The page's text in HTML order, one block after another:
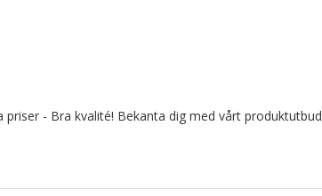
- Bra kvalité! Bekanta dig med vårt produktutbud